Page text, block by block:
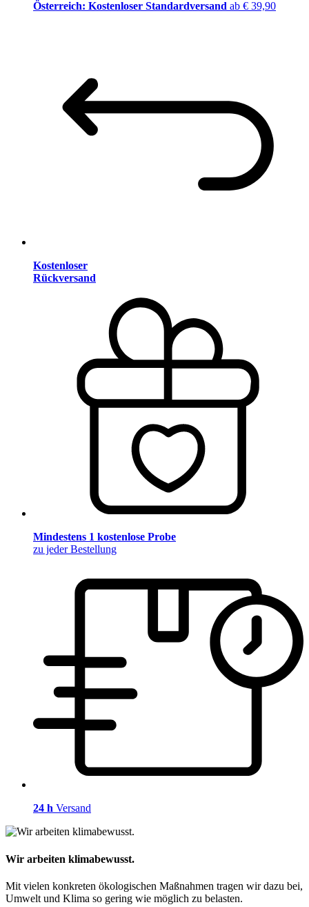
Österreich: Kostenloser Standardversand ab € 39,90
Kostenloser
Rückversand
Mindestens 1 kostenlose Probe
zu jeder Bestellung
24 h Versand
Wir arbeiten klimabewusst.
Mit vielen konkreten ökologischen Maßnahmen tragen wir dazu bei,
Umwelt und Klima so gering wie möglich zu belasten.